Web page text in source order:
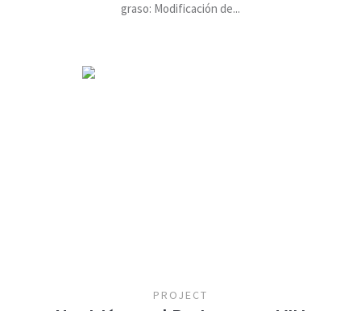
graso: Modificación de...
PROJECT